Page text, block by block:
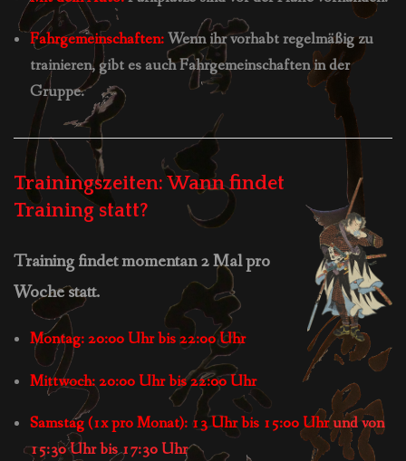
Fahrgemeinschaften:Wenn ihr vorhabt regelmäßig zu
trainieren, gibt es auch Fahrgemeinschaften in der
Gruppe.
Trainingszeiten: Wann findet
Training statt?
Training findet momentan 2 Mal pro
Woche statt.
Montag: 20:00 Uhr bis 22:00 Uhr
Mittwoch: 20:00 Uhr bis 22:00 Uhr
Samstag (1x pro Monat): 13 Uhr bis 15:00 Uhrund von
15:30 Uhr bis 17:30 Uhr